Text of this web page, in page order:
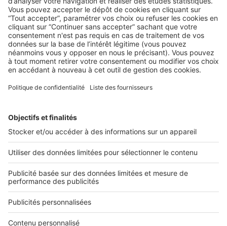
Trucs et Astuces : parties communes ou
parties privatives ?
Pas toujours facile d’expliquer aux candidats à l’acquisition
d’un bien situé dans une copropriété le distinguo entre ...
2 rue des Italiens 75009 Paris
01 53 38 80 00